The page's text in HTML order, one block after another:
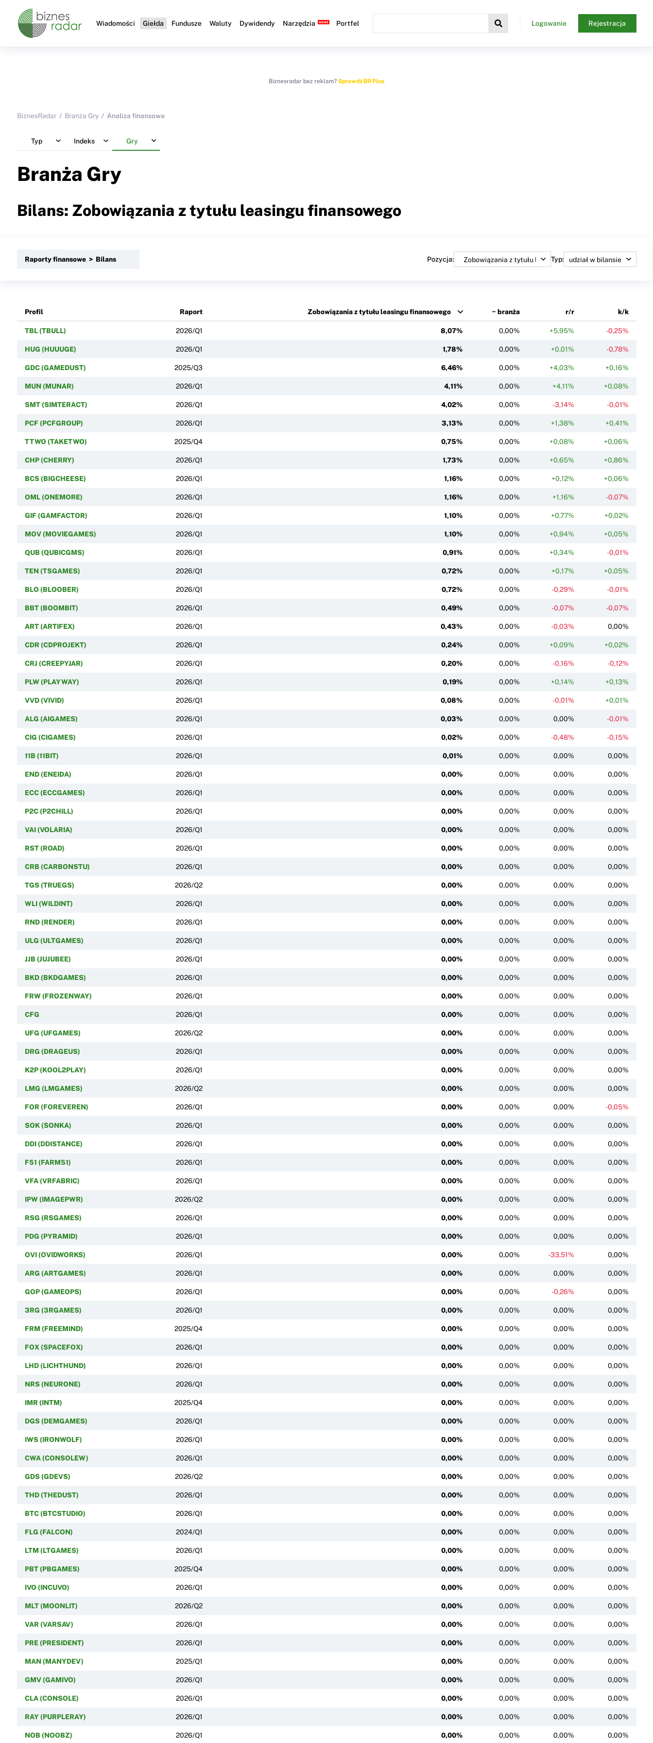
Wiadomości Giełda Fundusze Waluty Dywidendy Narzędzia Portfel Logowanie Rejestracja
Biznesradar bez reklam? Sprawdź BR Plus
BiznesRadar Branża Gry Analiza finansowa
Typ Indeks Gry
Branża Gry
Bilans: Zobowiązania z tytułu leasingu finansowego
Raporty finansowe > Bilans Pozycja: Typ:
Profil Raport Zobowiązania z tytułu leasingu finansowego ~ branża r/r k/k
TBL (TBULL) 2026/Q1 8,07% 0,00% +5,95% -0,25%
HUG (HUUUGE) 2026/Q1 1,78% 0,00% +0,01% -0,78%
GDC (GAMEDUST) 2025/Q3 6,46% 0,00% +4,03% +0,16%
MUN (MUNAR) 2026/Q1 4,11% 0,00% +4,11% +0,08%
SMT (SIMTERACT) 2026/Q1 4,02% 0,00% -3,14% -0,01%
PCF (PCFGROUP) 2026/Q1 3,13% 0,00% +1,38% +0,41%
TTWO (TAKETWO) 2025/Q4 0,75% 0,00% +0,08% +0,06%
CHP (CHERRY) 2026/Q1 1,73% 0,00% +0,65% +0,86%
BCS (BIGCHEESE) 2026/Q1 1,16% 0,00% +0,12% +0,06%
OML (ONEMORE) 2026/Q1 1,16% 0,00% +1,16% -0,07%
GIF (GAMFACTOR) 2026/Q1 1,10% 0,00% +0,77% +0,02%
MOV (MOVIEGAMES) 2026/Q1 1,10% 0,00% +0,94% +0,05%
QUB (QUBICGMS) 2026/Q1 0,91% 0,00% +0,34% -0,01%
TEN (TSGAMES) 2026/Q1 0,72% 0,00% +0,17% +0,05%
BLO (BLOOBER) 2026/Q1 0,72% 0,00% -0,29% -0,01%
BBT (BOOMBIT) 2026/Q1 0,49% 0,00% -0,07% -0,07%
ART (ARTIFEX) 2026/Q1 0,43% 0,00% -0,03% 0,00%
CDR (CDPROJEKT) 2026/Q1 0,24% 0,00% +0,09% +0,02%
CRJ (CREEPYJAR) 2026/Q1 0,20% 0,00% -0,16% -0,12%
PLW (PLAYWAY) 2026/Q1 0,19% 0,00% +0,14% +0,13%
VVD (VIVID) 2026/Q1 0,08% 0,00% -0,01% +0,01%
ALG (AIGAMES) 2026/Q1 0,03% 0,00% 0,00% -0,01%
CIG (CIGAMES) 2026/Q1 0,02% 0,00% -0,48% -0,15%
11B (11BIT) 2026/Q1 0,01% 0,00% 0,00% 0,00%
END (ENEIDA) 2026/Q1 0,00% 0,00% 0,00% 0,00%
ECC (ECCGAMES) 2026/Q1 0,00% 0,00% 0,00% 0,00%
P2C (P2CHILL) 2026/Q1 0,00% 0,00% 0,00% 0,00%
VAI (VOLARIA) 2026/Q1 0,00% 0,00% 0,00% 0,00%
RST (ROAD) 2026/Q1 0,00% 0,00% 0,00% 0,00%
CRB (CARBONSTU) 2026/Q1 0,00% 0,00% 0,00% 0,00%
TGS (TRUEGS) 2026/Q2 0,00% 0,00% 0,00% 0,00%
WLI (WILDINT) 2026/Q1 0,00% 0,00% 0,00% 0,00%
RND (RENDER) 2026/Q1 0,00% 0,00% 0,00% 0,00%
ULG (ULTGAMES) 2026/Q1 0,00% 0,00% 0,00% 0,00%
JJB (JUJUBEE) 2026/Q1 0,00% 0,00% 0,00% 0,00%
BKD (BKDGAMES) 2026/Q1 0,00% 0,00% 0,00% 0,00%
FRW (FROZENWAY) 2026/Q1 0,00% 0,00% 0,00% 0,00%
CFG 2026/Q1 0,00% 0,00% 0,00% 0,00%
UFG (UFGAMES) 2026/Q2 0,00% 0,00% 0,00% 0,00%
DRG (DRAGEUS) 2026/Q1 0,00% 0,00% 0,00% 0,00%
K2P (KOOL2PLAY) 2026/Q1 0,00% 0,00% 0,00% 0,00%
LMG (LMGAMES) 2026/Q2 0,00% 0,00% 0,00% 0,00%
FOR (FOREVEREN) 2026/Q1 0,00% 0,00% 0,00% -0,05%
SOK (SONKA) 2026/Q1 0,00% 0,00% 0,00% 0,00%
DDI (DDISTANCE) 2026/Q1 0,00% 0,00% 0,00% 0,00%
F51 (FARM51) 2026/Q1 0,00% 0,00% 0,00% 0,00%
VFA (VRFABRIC) 2026/Q1 0,00% 0,00% 0,00% 0,00%
IPW (IMAGEPWR) 2026/Q2 0,00% 0,00% 0,00% 0,00%
RSG (RSGAMES) 2026/Q1 0,00% 0,00% 0,00% 0,00%
PDG (PYRAMID) 2026/Q1 0,00% 0,00% 0,00% 0,00%
OVI (OVIDWORKS) 2026/Q1 0,00% 0,00% -33,51% 0,00%
ARG (ARTGAMES) 2026/Q1 0,00% 0,00% 0,00% 0,00%
GOP (GAMEOPS) 2026/Q1 0,00% 0,00% -0,26% 0,00%
3RG (3RGAMES) 2026/Q1 0,00% 0,00% 0,00% 0,00%
FRM (FREEMIND) 2025/Q4 0,00% 0,00% 0,00% 0,00%
FOX (SPACEFOX) 2026/Q1 0,00% 0,00% 0,00% 0,00%
LHD (LICHTHUND) 2026/Q1 0,00% 0,00% 0,00% 0,00%
NRS (NEURONE) 2026/Q1 0,00% 0,00% 0,00% 0,00%
IMR (INTM) 2025/Q4 0,00% 0,00% 0,00% 0,00%
DGS (DEMGAMES) 2026/Q1 0,00% 0,00% 0,00% 0,00%
IWS (IRONWOLF) 2026/Q1 0,00% 0,00% 0,00% 0,00%
CWA (CONSOLEW) 2026/Q1 0,00% 0,00% 0,00% 0,00%
GDS (GDEVS) 2026/Q2 0,00% 0,00% 0,00% 0,00%
THD (THEDUST) 2026/Q1 0,00% 0,00% 0,00% 0,00%
BTC (BTCSTUDIO) 2026/Q1 0,00% 0,00% 0,00% 0,00%
FLG (FALCON) 2024/Q1 0,00% 0,00% 0,00% 0,00%
LTM (LTGAMES) 2026/Q1 0,00% 0,00% 0,00% 0,00%
PBT (PBGAMES) 2025/Q4 0,00% 0,00% 0,00% 0,00%
IVO (INCUVO) 2026/Q1 0,00% 0,00% 0,00% 0,00%
MLT (MOONLIT) 2026/Q2 0,00% 0,00% 0,00% 0,00%
VAR (VARSAV) 2026/Q1 0,00% 0,00% 0,00% 0,00%
PRE (PRESIDENT) 2026/Q1 0,00% 0,00% 0,00% 0,00%
MAN (MANYDEV) 2025/Q1 0,00% 0,00% 0,00% 0,00%
GMV (GAMIVO) 2026/Q1 0,00% 0,00% 0,00% 0,00%
CLA (CONSOLE) 2026/Q1 0,00% 0,00% 0,00% 0,00%
RAY (PURPLERAY) 2026/Q1 0,00% 0,00% 0,00% 0,00%
NOB (NOOBZ) 2026/Q1 0,00% 0,00% 0,00% 0,00%